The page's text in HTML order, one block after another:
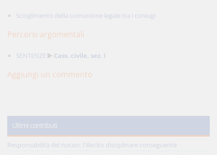
Scioglimento della comunione legale tra i coniugi
Percorsi argomentali
SENTENZE Cass. civile, sez. I
Aggiungi un commento
Ultimi contributi
Responsabilità del notaio: l'illecito disciplinare conseguente